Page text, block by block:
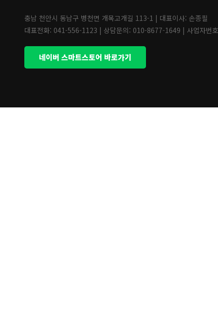
충남 천안시 동남구 병천면 개목고개길 113-1 | 대표이사: 손종필
대표전화: 041-556-1123 | 상담문의: 010-8677-1649 | 사업자번
네이버 스마트스토어 바로가기